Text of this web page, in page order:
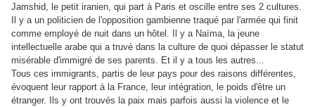
Jamshid, le petit iranien, qui part à Paris et oscille entre ses 2 cultures.
Il y a un politicien de l'opposition gambienne traqué par l'armée qui finit
comme employé de nuit dans un hôtel. Il y a Naïma, la jeune
intellectuelle arabe qui a truvé dans la culture de quoi dépasser le statut
misérable d'immigré de ses parents. Et il y a tous les autres...
Tous ces immigrants, partis de leur pays pour des raisons différentes,
évoquent leur rapport à la France, leur intégration, le poids d'être un
étranger. Ils y ont trouvés la paix mais parfois aussi la violence et le